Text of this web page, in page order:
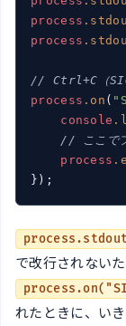
process
process
// Ctrl+C（
process .on (
console
// ここでフ
process
});
で改行されない
れたときに、い